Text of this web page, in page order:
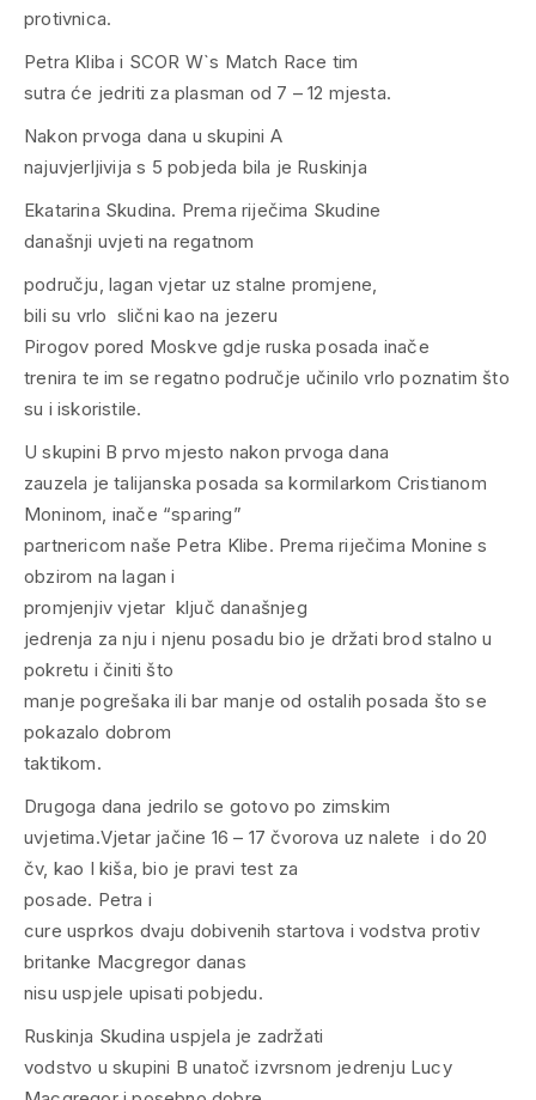
protivnica.
Petra Kliba i SCOR W`s Match Race tim
sutra će jedriti za plasman od 7 – 12 mjesta.
Nakon prvoga dana u skupini A
najuvjerljivija s 5 pobjeda bila je Ruskinja
Ekatarina Skudina. Prema riječima Skudine
današnji uvjeti na regatnom
području, lagan vjetar uz stalne promjene,
bili su vrlo slični kao na jezeru
Pirogov pored Moskve gdje ruska posada inače
trenira te im se regatno područje učinilo vrlo poznatim što
su i iskoristile.
U skupini B prvo mjesto nakon prvoga dana
zauzela je talijanska posada sa kormilarkom Cristianom
Moninom, inače “sparing”
partnericom naše Petra Klibe. Prema riječima Monine s
obzirom na lagan i
promjenjiv vjetar ključ današnjeg
jedrenja za nju i njenu posadu bio je držati brod stalno u
pokretu i činiti što
manje pogrešaka ili bar manje od ostalih posada što se
pokazalo dobrom
taktikom.
Drugoga dana jedrilo se gotovo po zimskim
uvjetima.Vjetar jačine 16 – 17 čvorova uz nalete i do 20
čv, kao I kiša, bio je pravi test za
posade. Petra i
cure usprkos dvaju dobivenih startova i vodstva protiv
britanke Macgregor danas
nisu uspjele upisati pobjedu.
Ruskinja Skudina uspjela je zadržati
vodstvo u skupini B unatoč izvrsnom jedrenju Lucy